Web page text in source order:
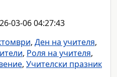
03-06 04:27:43
, Ден на учителя,
, Роля на учителя,
, Учителски празник